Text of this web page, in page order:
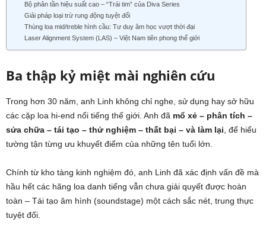
Bộ phân tần hiệu suất cao – “Trái tim” của Diva Series
Giải pháp loại trừ rung động tuyệt đối
Thùng loa mid/treble hình cầu: Tư duy âm học vượt thời đại
Laser Alignment System (LAS) – Việt Nam tiên phong thế giới
Ba thập kỷ miệt mài nghiên cứu
Trong hơn 30 năm, anh Linh không chỉ nghe, sử dụng hay sở hữu
các cặp loa hi-end nổi tiếng thế giới. Anh đã mổ xẻ – phân tích –
sửa chữa – tái tạo – thử nghiệm – thất bại – và làm lại , để hiểu
tường tận từng ưu khuyết điểm của những tên tuổi lớn.
Chính từ kho tàng kinh nghiệm đó, anh Linh đã xác định vấn đề mà
hầu hết các hãng loa danh tiếng vẫn chưa giải quyết được hoàn
toàn – Tái tạo âm hình (soundstage) một cách sắc nét, trung thực
tuyệt đối.